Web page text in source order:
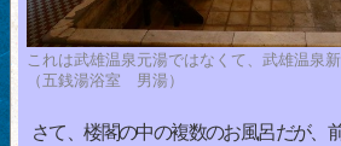
これは武雄温泉元湯ではなくて、武雄温泉
（五銭湯浴室 男湯）
さて、楼閣の中の複数のお風呂だが、